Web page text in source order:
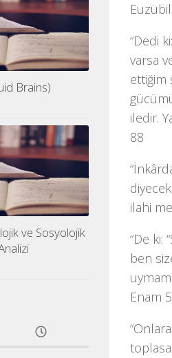
“Dedi
varsa
ettiğim
iledir.
88
ilahi
“De ki:
ben
Enam
Brains)
ve Sosyolojik